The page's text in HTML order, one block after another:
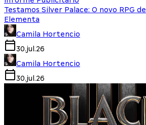
Testamos Silver Palace: O novo RPG
Elementa
Camila Hortencio
30.jul.26
Camila Hortencio
30.jul.26